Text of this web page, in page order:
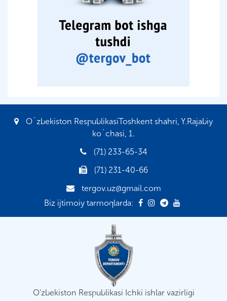
O`zbekiston RespublikasiToshkent shahri, Y.Rajabiy
ko`chasi, 1.
(71) 233-65-34
(71) 231-40-66
tergov.uz@gmail.com
Biz ijtimoiy tarmoqlarda:
O'zbekiston Respublikasi Ichki ishlar vazirligi